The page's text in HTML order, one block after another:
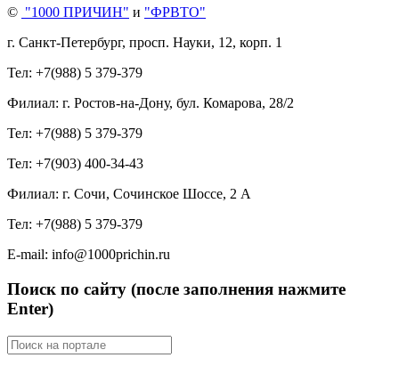
© "1000 ПРИЧИН" и "ФРВТО"
г. Санкт-Петербург, просп. Науки, 12, корп. 1
Тел: +7(988) 5 379-379
Филиал: г. Ростов-на-Дону, бул. Комарова, 28/2
Тел: +7(988) 5 379-379
Тел: +7(903) 400-34-43
Филиал: г. Сочи, Сочинское Шоссе, 2 А
Тел: +7(988) 5 379-379
E-mail: info@1000prichin.ru
Поиск по сайту (после заполнения нажмите
Enter)